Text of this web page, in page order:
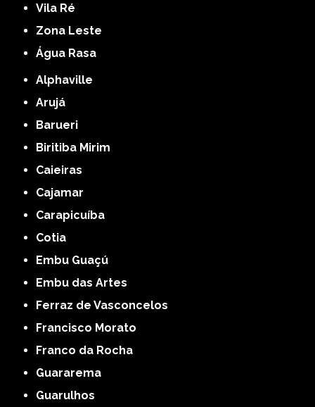
Vila Ré
Zona Leste
Água Rasa
Alphaville
Arujá
Barueri
Biritiba Mirim
Caieiras
Cajamar
Carapicuíba
Cotia
Embu Guaçú
Embu das Artes
Ferraz de Vasconcelos
Francisco Morato
Franco da Rocha
Guararema
Guarulhos